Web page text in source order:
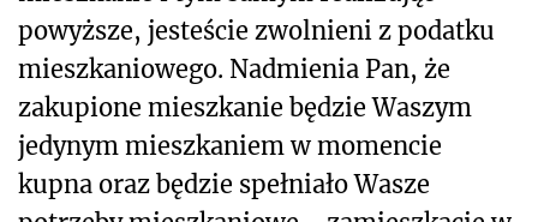
powyższe, jesteście zwolnieni z podatku
mieszkaniowego. Nadmienia Pan, że
zakupione mieszkanie będzie Waszym
jedynym mieszkaniem w momencie
kupna oraz będzie spełniało Wasze